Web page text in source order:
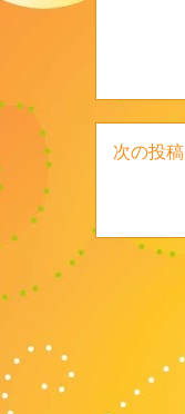
次の投稿